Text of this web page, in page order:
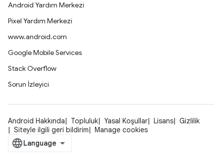
Android Yardım Merkezi
Pixel Yardım Merkezi
www.android.com
Google Mobile Services
Stack Overflow
Sorun İzleyici
Android Hakkında Topluluk Yasal Koşullar Lisans
Gizlilik
Siteyle ilgili geri bildirim
Manage cookies